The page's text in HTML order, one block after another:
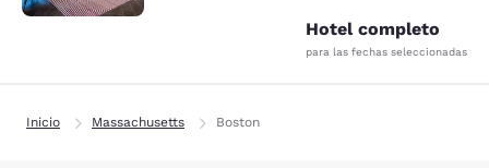
Hotel completo
para las fechas seleccionadas
Inicio Massachusetts Boston